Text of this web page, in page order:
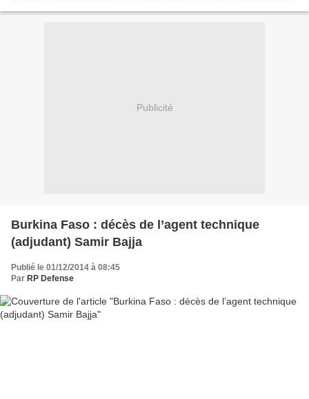
Publicité
Burkina Faso : décès de l’agent technique
(adjudant) Samir Bajja
Publié le 01/12/2014 à 08:45
Par RP Defense